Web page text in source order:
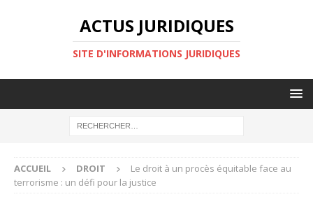
ACTUS JURIDIQUES
SITE D'INFORMATIONS JURIDIQUES
ACCUEIL DROIT
Le droit à un procès équitable face au
terrorisme : un défi pour la justice